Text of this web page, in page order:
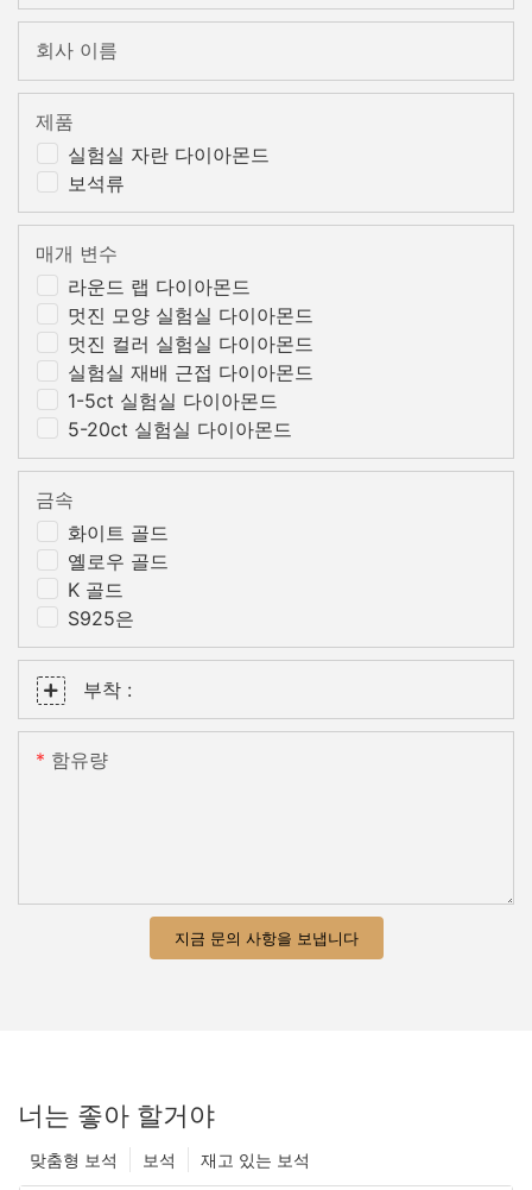
회사 이름
실험실 자란 다이아몬드
보석류
제품
라운드 랩 다이아몬드
멋진 모양 실험실 다이아몬드
멋진 컬러 실험실 다이아몬드
실험실 재배 근접 다이아몬드
1-5ct 실험실 다이아몬드
5-20ct 실험실 다이아몬드
매개 변수
화이트 골드
옐로우 골드
K 골드
S925은
금속
부착 :
함유량
지금 문의 사항을 보냅니다
너는 좋아 할거야
재고 있는 보석
보석
맞춤형 보석